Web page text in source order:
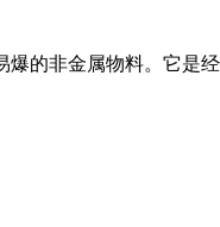
的非金属物料。它是